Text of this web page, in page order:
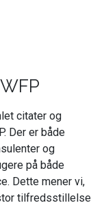
citater og
Der er både
og
på både
Dette mener vi,
tilfredsstillelse